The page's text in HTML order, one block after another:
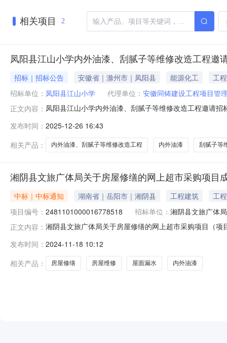
相关项目 2
凤阳县江山小学内外油漆、刮腻子等维修改造工程邀
招标｜招标公告 安徽省｜滁州市｜凤阳县 能源化工
工程
招标单位： 凤阳县江山小学 代理单位： 安徽同铸建设工程项目管
正文内容： 凤阳县江山小学内外油漆、刮腻子等维修改造工程邀请
形式招标。二、项目概况与招标范围1、项目概况：凤阳
59732.78元；(2)、最
发布时间： 2025-12-26 16:43
相关产品：
内外油漆、刮腻子等维修改造工程 内外油漆 刮腻子等
湘阴县文旅广体局关于房屋修缮的网上超市采购项目
中标｜中标通知 湖南省｜岳阳市｜湘阴县 工程建筑
工程
项目编号： 2481101000016778518 招标单位： 湘阴县文旅广体局
正文内容： 湘阴县文旅广体局关于房屋修缮的网上超市采购项目（
市湘阴县报价起止时间:-二、采购单位信息采购单位名称
发布时间： 2024-11-18 10:12
相关产品：
房屋修缮 房屋维修 屋面漏水 内外油漆